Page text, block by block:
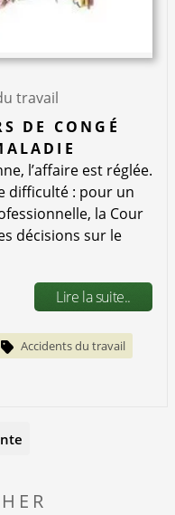
travail
DE CONGÉ
l’affaire est réglée.
difficulté : pour un
la Cour
décisions sur le
Lire la suite..
Accidents du travail